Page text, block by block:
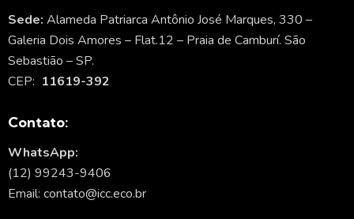
Sede: Alameda Patriarca Antônio José Marques, 330 –
Galeria Dois Amores – Flat.12 – Praia de Camburí. São
Sebastião – SP.
CEP: 11619-392
Contato:
WhatsApp:
(12) 99243-9406
Email: contato@icc.eco.br